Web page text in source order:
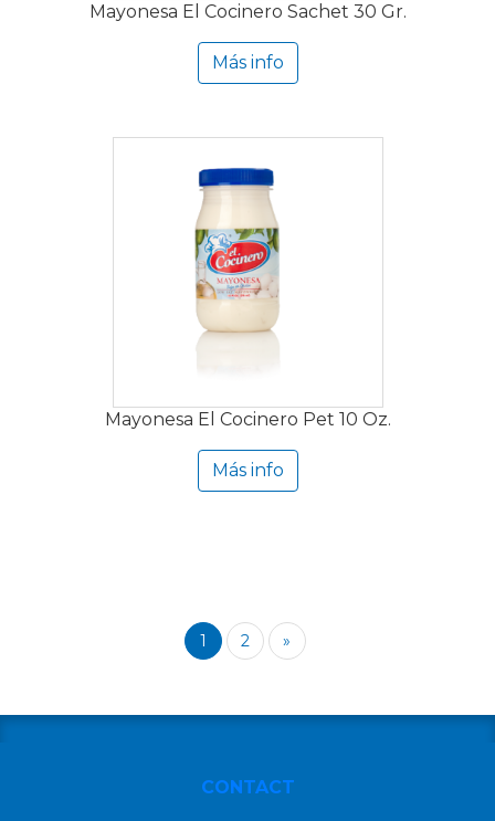
Mayonesa El Cocinero Sachet 30 Gr.
Más info
Mayonesa El Cocinero Pet 10 Oz.
Más info
1 2 »
CONTACT